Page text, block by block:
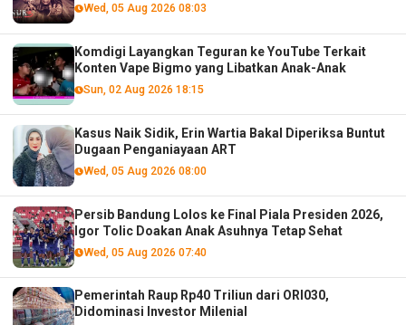
Wed, 05 Aug 2026 08:03
Komdigi Layangkan Teguran ke YouTube Terkait
Konten Vape Bigmo yang Libatkan Anak-Anak
Sun, 02 Aug 2026 18:15
Kasus Naik Sidik, Erin Wartia Bakal Diperiksa Buntut
Dugaan Penganiayaan ART
Wed, 05 Aug 2026 08:00
Persib Bandung Lolos ke Final Piala Presiden 2026,
Igor Tolic Doakan Anak Asuhnya Tetap Sehat
Wed, 05 Aug 2026 07:40
Pemerintah Raup Rp40 Triliun dari ORI030,
Didominasi Investor Milenial